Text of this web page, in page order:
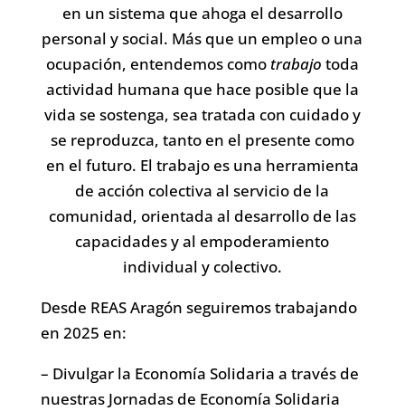
en un sistema que ahoga el desarrollo
personal y social. Más que un empleo o una
ocupación, entendemos como trabajo toda
actividad humana que hace posible que la
vida se sostenga, sea tratada con cuidado y
se reproduzca, tanto en el presente como
en el futuro. El trabajo es una herramienta
de acción colectiva al servicio de la
comunidad, orientada al desarrollo de las
capacidades y al empoderamiento
individual y colectivo.
Desde REAS Aragón seguiremos trabajando
en 2025 en:
– Divulgar la Economía Solidaria a través de
nuestras Jornadas de Economía Solidaria